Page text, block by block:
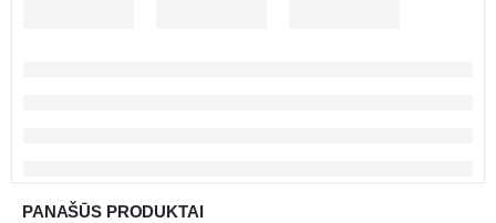
PANAŠŪS PRODUKTAI